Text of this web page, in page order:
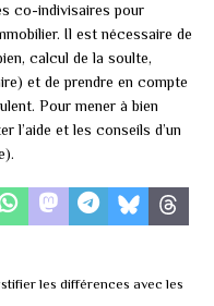
co-indivisaires pour
Il est nécessaire de
calcul de la soulte,
et de prendre en compte
Pour mener à bien
l’aide et les conseils d’un
les différences avec les